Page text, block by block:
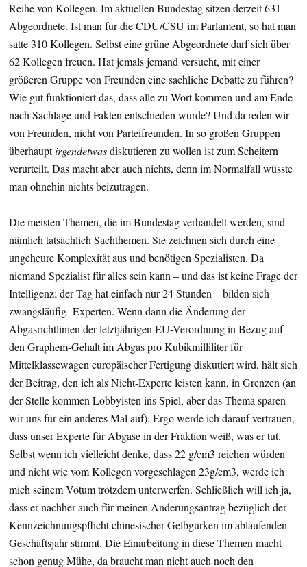
Reihe von Kollegen. Im aktuellen Bundestag sitzen derzeit 631
Abgeordnete. Ist man für die CDU/CSU im Parlament, so hat man
satte 310 Kollegen. Selbst eine grüne Abgeordnete darf sich über
62 Kollegen freuen. Hat jemals jemand versucht, mit einer
größeren Gruppe von Freunden eine sachliche Debatte zu führen?
Wie gut funktioniert das, dass alle zu Wort kommen und am Ende
nach Sachlage und Fakten entschieden wurde? Und da reden wir
von Freunden, nicht von Parteifreunden. In so großen Gruppen
überhauptirgendetwasdiskutieren zu wollen ist zum Scheitern
verurteilt. Das macht aber auch nichts, denn im Normalfall wüsste
man ohnehin nichts beizutragen.
Die meisten Themen, die im Bundestag verhandelt werden, sind
nämlich tatsächlich Sachthemen. Sie zeichnen sich durch eine
ungeheure Komplexität aus und benötigen Spezialisten. Da
niemand Spezialist für alles sein kann – und das ist keine Frage der
Intelligenz; der Tag hat einfach nur 24 Stunden – bilden sich
zwangsläufig Experten. Wenn dann die Änderung der
Abgasrichtlinien der letztjährigen EU-Verordnung in Bezug auf
den Graphem-Gehalt im Abgas pro Kubikmilliliter für
Mittelklassewagen europäischer Fertigung diskutiert wird, hält sich
der Beitrag, den ich als Nicht-Experte leisten kann, in Grenzen (an
der Stelle kommen Lobbyisten ins Spiel, aber das Thema sparen
wir uns für ein anderes Mal auf). Ergo werde ich darauf vertrauen,
dass unser Experte für Abgase in der Fraktion weiß, was er tut.
Selbst wenn ich vielleicht denke, dass 22 g/cm3 reichen würden
und nicht wie vom Kollegen vorgeschlagen 23g/cm3, werde ich
mich seinem Votum trotzdem unterwerfen. Schließlich will ich ja,
dass er nachher auch für meinen Änderungsantrag bezüglich der
Kennzeichnungspflicht chinesischer Gelbgurken im ablaufenden
Geschäftsjahr stimmt. Die Einarbeitung in diese Themen macht
schon genug Mühe, da braucht man nicht auch noch den